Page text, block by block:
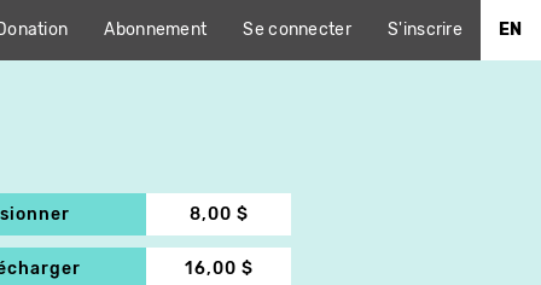
Abonnement Se connecter S'inscrire EN
8,00 $
16,00 $